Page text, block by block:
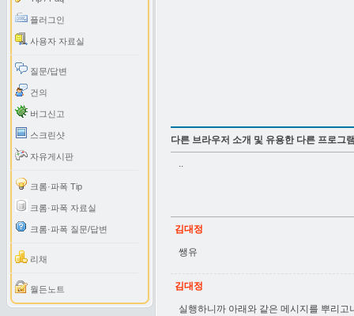
플러그인
사용자 자료실
질문/답변
건의
버그신고
스크린샷
자유게시판
크롬·파폭 Tip
크롬·파폭 자료실
크롬·파폭 질문/답변
리채
월든노트
다른 브라우저 소개 및 유용한 다른 프로그
..
김대정
쌩유
김대정
실행하니까 아래와 같은 메시지를 뿌리고